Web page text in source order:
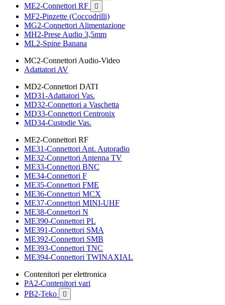
ME2-Connettori RF 
MF2-Pinzette (Coccodrilli)
MG2-Connettori Alimentazione
MH2-Prese Audio 3,5mm
ML2-Spine Banana
MC2-Connettori Audio-Video
Adattatori AV
MD2-Connettori DATI
MD31-Adattatori Vas.
MD32-Connettori a Vaschetta
MD33-Connettori Centronix
MD34-Custodie Vas.
ME2-Connettori RF
ME31-Connettori Ant. Autoradio
ME32-Connettori Antenna TV
ME33-Connettori BNC
ME34-Connettori F
ME35-Connettori FME
ME36-Connettori MCX
ME37-Connettori MINI-UHF
ME38-Connettori N
ME390-Connettori PL
ME391-Connettori SMA
ME392-Connettori SMB
ME393-Connettori TNC
ME394-Connettori TWINAXIAL
Contenitori per elettronica
PA2-Contenitori vari
PB2-Teko
